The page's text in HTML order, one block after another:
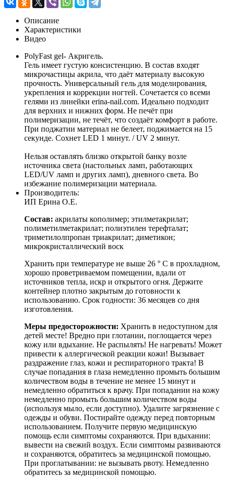
Описание
Характеристики
Видео
PolyFast gel- Акригель.
Гель имеет густую консистенцию. В состав входят
микрочастицы акрила, что даёт материалу высокую
прочность. Универсальный гель для моделирования,
укрепления и коррекции ногтей. Сочетается со всеми
гелями из линейки erina-nail.com. Идеально подходит
для верхних и нижних форм. Не печёт при
полимеризации, не течёт, что создаёт комфорт в работе.
При поджатии материал не белеет, поджимается на 15
секунде. Сохнет LED 1 минут. / UV 2 минут.
Нельзя оставлять близко открытой банку возле
источника света (настольных ламп, работающих
LED/UV ламп и других ламп), дневного света. Во
избежание полимеризации материала.
Производитель:
ИП Ерина О.Е.
Состав: акрилаты кополимер; этилметакрилат;
полиметилметакрилат; полиэтилен терефталат;
триметилолпропан триакрилат; диметикон;
микрокристаллический воск
Хранить при температуре не выше 26 ° C в прохладном,
хорошо проветриваемом помещении, вдали от
источников тепла, искр и открытого огня. Держите
контейнер плотно закрытым до готовности к
использованию. Срок годности: 36 месяцев со дня
изготовления.
Меры предосторожности: Хранить в недоступном для
детей месте! Вредно при глотании, поглощается через
кожу или вдыхание. Не распылять! Не нагревать! Может
привести к аллергической реакции кожи! Вызывает
раздражение глаз, кожи и респираторного тракта! В
случае попадания в глаза немедленно промыть большим
количеством воды в течение не менее 15 минут и
немедленно обратиться к врачу. При попадании на кожу
немедленно промыть большим количеством воды
(используя мыло, если доступно). Удалите загрязнение с
одежды и обуви. Постирайте одежду перед повторным
использованием. Получите первую медицинскую
помощь если симптомы сохраняются. При вдыхании:
вывести на свежий воздух. Если симптомы развиваются
и сохраняются, обратитесь за медицинской помощью.
При проглатывании: не вызывать рвоту. Немедленно
обратитесь за медицинской помощью.